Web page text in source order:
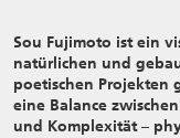
Sou Fujimoto ist ein
natürlichen und
poetischen Projekten
eine Balance
und Komplexität –